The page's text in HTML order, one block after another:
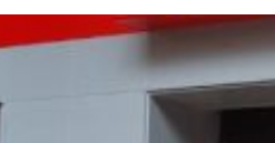
ADN: un viaje por la misión, la